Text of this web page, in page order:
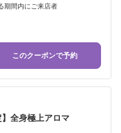
期間内にご来店者
このクーポンで予約
】全身極上アロマ